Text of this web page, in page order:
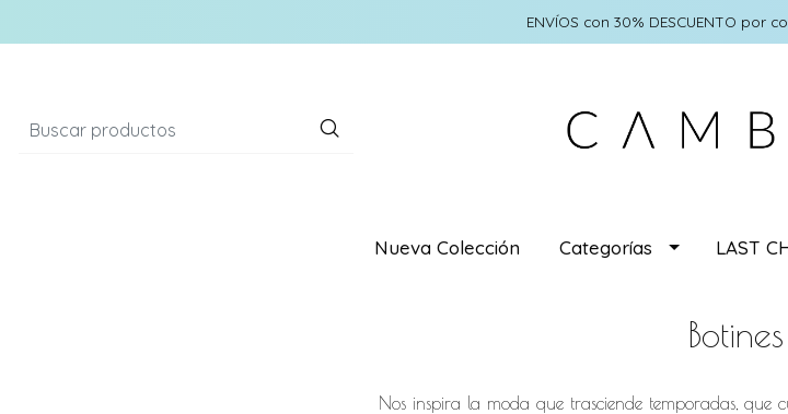
ENVÍOS con 30% DESCUENTO por
Nueva Colección Categorías LAST
Botines
Nos inspira la moda que trasciende temporadas, que